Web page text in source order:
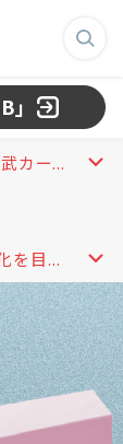
検
索
画
す
る
」
カード
を目的
更
く